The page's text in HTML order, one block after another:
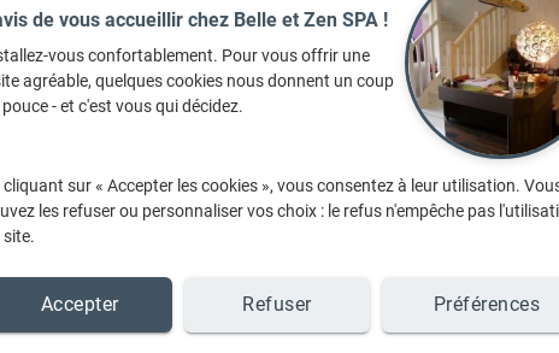
du lissage brésilien (soin
dans les cheveux
Institut : Soin corps et
massage, épilation,
de vous accueillir chez Belle et Zen SPA !
vous confortablement. Pour vous offrir une
agréable, quelques cookies nous donnent un coup
pouce - et c'est vous qui décidez.
cliquant sur « Accepter les cookies », vous consentez à leur utilisation.
les refuser ou personnaliser vos choix : le refus n'empêche pas
site.
Accepter Refuser Préférences